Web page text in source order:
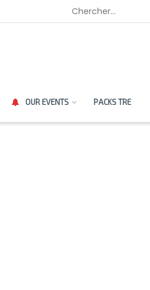
OUR EVENTS PACKS TRE